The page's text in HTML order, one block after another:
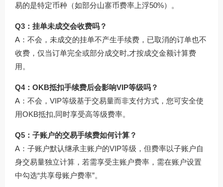
易的是特定币种（如部分山寨币费率上浮50%）。
Q3：挂单未成交会收费吗？
A：不会，未成交的挂单不产生手续费，已取消的订单也不
收费，仅当订单完全或部分成交时,才按成交金额计算费
用。
Q4：OKB抵扣手续费后会影响VIP等级吗？
A：不会，VIP等级基于交易量而非支付方式，您可安全使
用OKB抵扣,同时享受高等级费率。
Q5：子账户的交易手续费如何计算？
A：子账户默认继承主账户的VIP等级，但费率以子账户自
身交易量独立计算，若需享受主账户费率，需在账户设置
中勾选“共享母账户费率”。